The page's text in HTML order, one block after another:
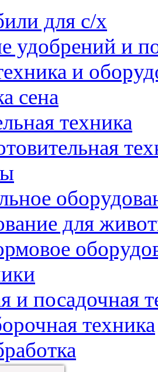
для с/х
удобрений и
и
сена
техника
для
и посадочная
техника